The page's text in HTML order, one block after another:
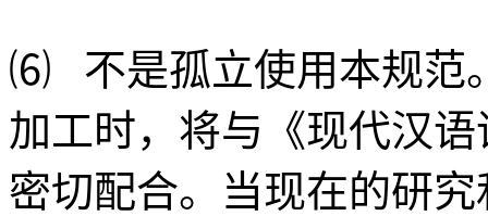
⑹ 不是孤立使用本规范
加工时，将与《现代汉
密切配合。当现在的研